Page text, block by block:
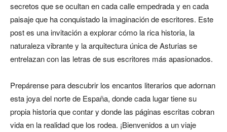
secretos que se ocultan en cada calle empedrada y en cada
paisaje que ha conquistado la imaginación de escritores. Este
post es una invitación a explorar cómo la rica historia, la
naturaleza vibrante y la arquitectura única de Asturias se
entrelazan con las letras de sus escritores más apasionados.
Prepárense para descubrir los encantos literarios que adornan
esta joya del norte de España, donde cada lugar tiene su
propia historia que contar y donde las páginas escritas cobran
vida en la realidad que los rodea. ¡Bienvenidos a un viaje